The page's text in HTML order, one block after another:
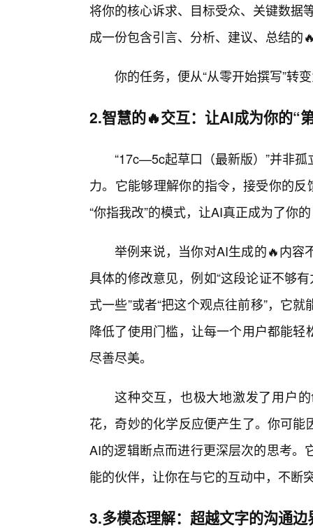
将你的核心诉求、目标受众、关键数据
成一份包含引言、分析、建议、总结的
你的任务，便从“从零开始撰写”转
2.智慧的🔥交互：让AI成为你的“
“17c—5c起草口（最新版）”并非
力。它能够理解你的指令，接受你的
“你指我改”的模式，让AI真正成为了你
举例来说，当你对AI生成的🔥内容
具体的修改意见，例如“这段论证不够
式一些”或者“把这个观点往前移”，它
降低了使用门槛，让每一个用户都能
尽善尽美。
这种交互，也极大地激发了用户
花，奇妙的化学反应便产生了。你可
AI的逻辑断点而进行更深层次的思考
能的伙伴，让你在与它的互动中，不断
3.多模态理解：超越文字的沟通边